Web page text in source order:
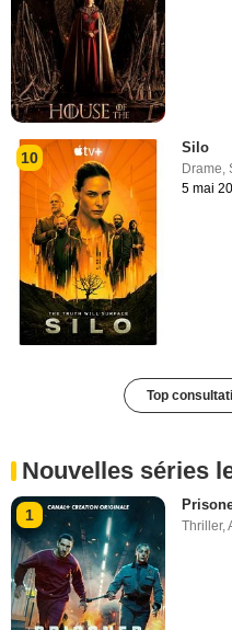
10
Silo
Drame,
5 mai
Top
Nouvelles séries
1
Thriller,